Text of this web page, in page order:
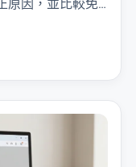
案，讓你不用